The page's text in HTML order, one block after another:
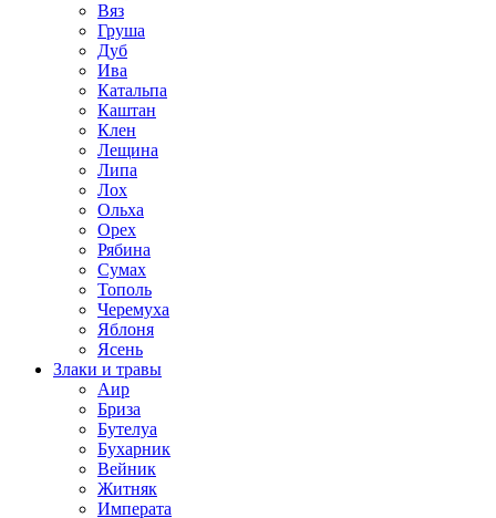
Вяз
Груша
Дуб
Ива
Катальпа
Каштан
Клен
Лещина
Липа
Лох
Ольха
Орех
Рябина
Сумах
Тополь
Черемуха
Яблоня
Ясень
Злаки и травы
Аир
Бриза
Бутелуа
Бухарник
Вейник
Житняк
Императа